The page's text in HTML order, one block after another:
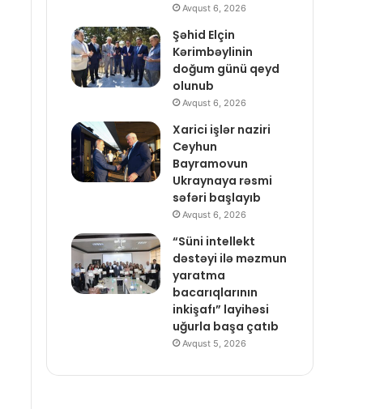
Avqust 6, 2026
Şəhid Elçin
Kərimbəylinin
doğum günü qeyd
olunub
Avqust 6, 2026
Xarici işlər naziri
Ceyhun
Bayramovun
Ukraynaya rəsmi
səfəri başlayıb
Avqust 6, 2026
“Süni intellekt
dəstəyi ilə məzmun
yaratma
bacarıqlarının
inkişafı” layihəsi
uğurla başa çatıb
Avqust 5, 2026